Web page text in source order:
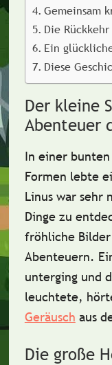
Gemeinsam
Die
Ein
Diese
Der kleine
Abenteuer
In einer
Formen lebte
Linus war sehr
Dinge zu
fröhliche
Abenteuern.
unterging und
leuchtete,
Geräusch aus
Die große